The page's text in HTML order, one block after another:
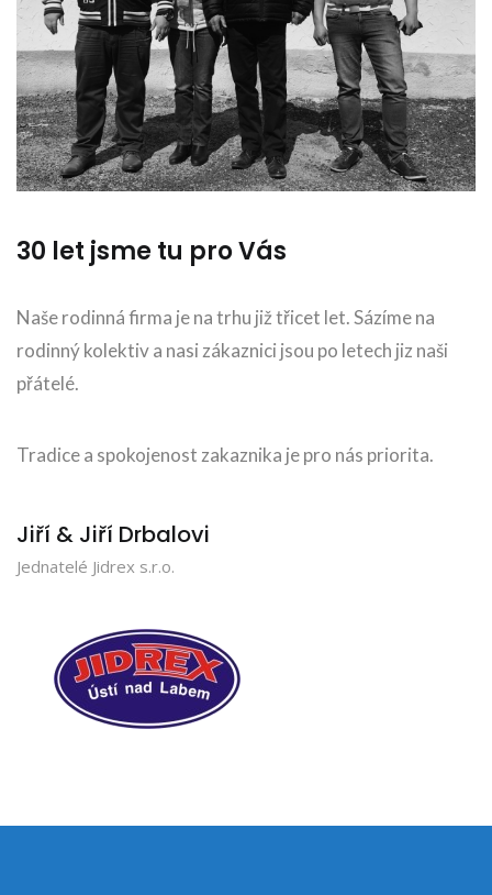
30 let jsme tu pro Vás
Naše rodinná firma je na trhu již třicet let. Sázíme na
rodinný kolektiv a nasi zákaznici jsou po letech jiz naši
přátelé.
Tradice a spokojenost zakaznika je pro nás priorita.
Jiří & Jiří Drbalovi
Jednatelé Jidrex s.r.o.